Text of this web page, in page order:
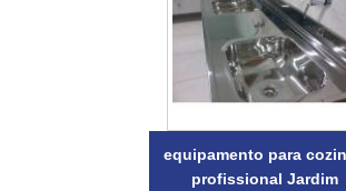
equipamento para
profissional Jardim